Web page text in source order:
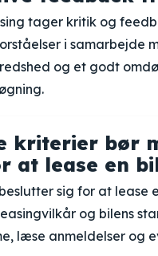
tager kritik og
i samarbejde
og et godt
kriterier bør
at lease en
sig for at lease
og bilens
læse anmeldelser og